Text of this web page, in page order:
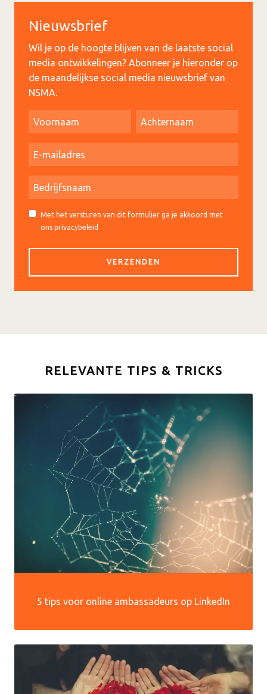
Nieuwsbrief
Wil je op de hoogte blijven van de laatste social
media ontwikkelingen? Abonneer je hieronder op
de maandelijkse social media nieuwsbrief van
NSMA.
Met het versturen van dit formulier ga je akkoord met
ons privacybeleid
RELEVANTE TIPS & TRICKS
5 tips voor online ambassadeurs op LinkedIn